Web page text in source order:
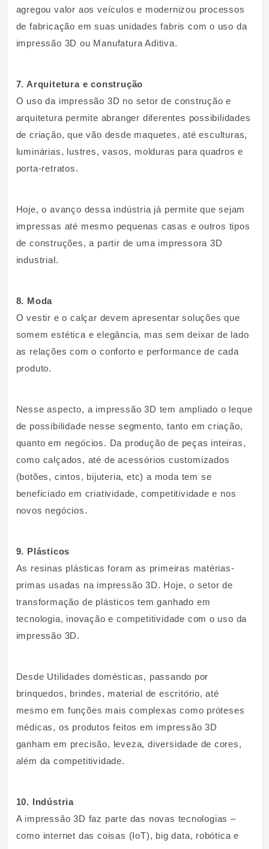
agregou valor aos veículos e modernizou processos
de fabricação em suas unidades fabris com o uso da
impressão 3D ou Manufatura Aditiva.
7. Arquitetura e construção
O uso da impressão 3D no setor de construção e
arquitetura permite abranger diferentes possibilidades
de criação, que vão desde maquetes, até esculturas,
luminárias, lustres, vasos, molduras para quadros e
porta-retratos.
Hoje, o avanço dessa indústria já permite que sejam
impressas até mesmo pequenas casas e outros tipos
de construções, a partir de uma impressora 3D
industrial.
8. Moda
O vestir e o calçar devem apresentar soluções que
somem estética e elegância, mas sem deixar de lado
as relações com o conforto e performance de cada
produto.
Nesse aspecto, a impressão 3D tem ampliado o leque
de possibilidade nesse segmento, tanto em criação,
quanto em negócios. Da produção de peças inteiras,
como calçados, até de acessórios customizados
(botões, cintos, bijuteria, etc) a moda tem se
beneficiado em criatividade, competitividade e nos
novos negócios.
9. Plásticos
As resinas plásticas foram as primeiras matérias-
primas usadas na impressão 3D. Hoje, o setor de
transformação de plásticos tem ganhado em
tecnologia, inovação e competitividade com o uso da
impressão 3D.
Desde Utilidades domésticas, passando por
brinquedos, brindes, material de escritório, até
mesmo em funções mais complexas como próteses
médicas, os produtos feitos em impressão 3D
ganham em precisão, leveza, diversidade de cores,
além da competitividade.
10. Indústria
A impressão 3D faz parte das novas tecnologias –
como internet das coisas (IoT), big data, robótica e